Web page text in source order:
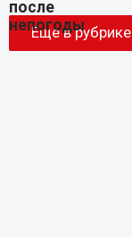
Еще в рубрике